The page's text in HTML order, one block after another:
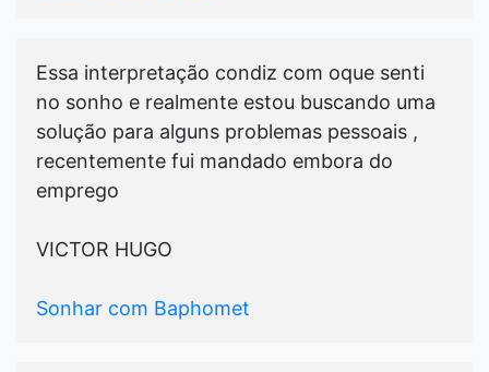
Essa interpretação condiz com oque senti
no sonho e realmente estou buscando uma
solução para alguns problemas pessoais ,
recentemente fui mandado embora do
emprego
VICTOR HUGO
Sonhar com Baphomet